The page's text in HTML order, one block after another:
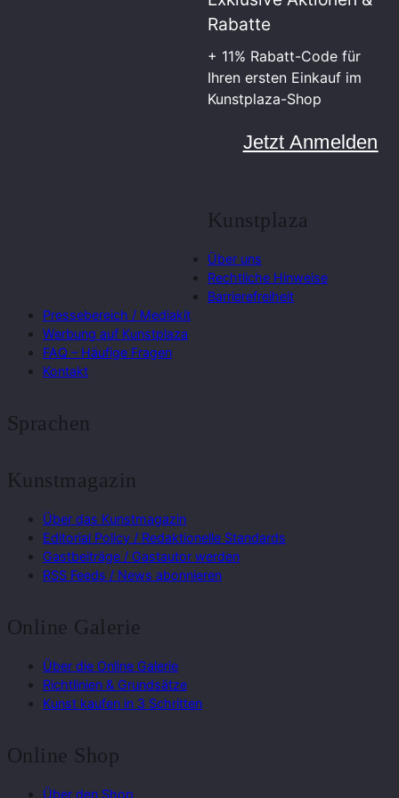
Rabatte
+ 11% Rabatt-Code für
Ihren ersten Einkauf im
Kunstplaza-Shop
Jetzt Anmelden
Kunstplaza
Über uns
Rechtliche Hinweise
Barrierefreiheit
Pressebereich / Mediakit
Werbung auf Kunstplaza
FAQ – Häufige Fragen
Kontakt
Sprachen
Kunstmagazin
Über das Kunstmagazin
Editorial Policy / Redaktionelle Standards
Gastbeiträge / Gastautor werden
RSS Feeds / News abonnieren
Online Galerie
Über die Online Galerie
Richtlinien & Grundsätze
Kunst kaufen in 3 Schritten
Online Shop
Über den Shop